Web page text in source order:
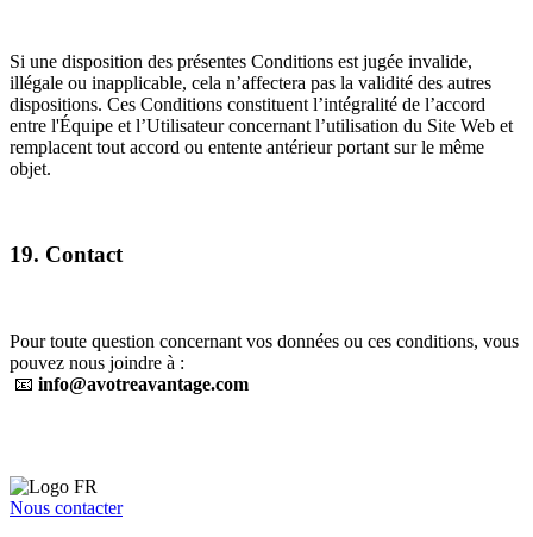
Si une disposition des présentes Conditions est jugée invalide,
illégale ou inapplicable, cela n’affectera pas la validité des autres
dispositions. Ces Conditions constituent l’intégralité de l’accord
entre l'Équipe et l’Utilisateur concernant l’utilisation du Site Web et
remplacent tout accord ou entente antérieur portant sur le même
objet.
19. Contact
Pour toute question concernant vos données ou ces conditions, vous
pouvez nous joindre à :
📧 info@avotreavantage.com
Nous contacter